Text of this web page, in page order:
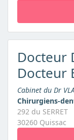
Docteur
Docteur
Cabinet du Dr
Chirurgiens-
292 du SERRET
30260 Quissac